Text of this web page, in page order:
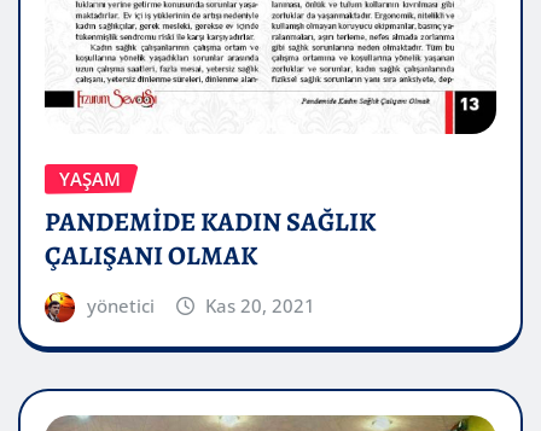
YAŞAM
PANDEMİDE KADIN SAĞLIK
ÇALIŞANI OLMAK
yönetici Kas 20, 2021